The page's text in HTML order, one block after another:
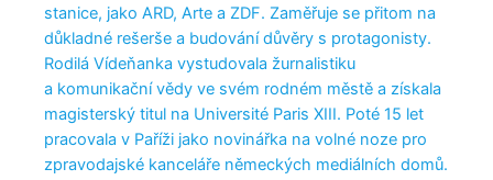
stanice, jako ARD, Arte a ZDF. Zaměřuje se přitom na
důkladné rešerše a budování důvěry s protagonisty.
Rodilá Vídeňanka vystudovala žurnalistiku
a komunikační vědy ve svém rodném městě a získala
magisterský titul na Université Paris XIII. Poté 15 let
pracovala v Paříži jako novinářka na volné noze pro
zpravodajské kanceláře německých mediálních domů.